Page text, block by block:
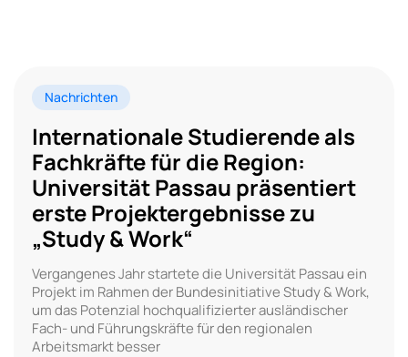
Nachrichten
Internationale Studierende als
Fachkräfte für die Region:
Universität Passau präsentiert
erste Projektergebnisse zu
„Study & Work“
Vergangenes Jahr startete die Universität Passau ein
Projekt im Rahmen der Bundesinitiative Study & Work,
um das Potenzial hochqualifizierter ausländischer
Fach- und Führungskräfte für den regionalen
Arbeitsmarkt besser